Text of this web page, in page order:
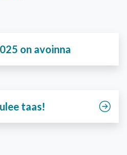
on avoinna
taas!